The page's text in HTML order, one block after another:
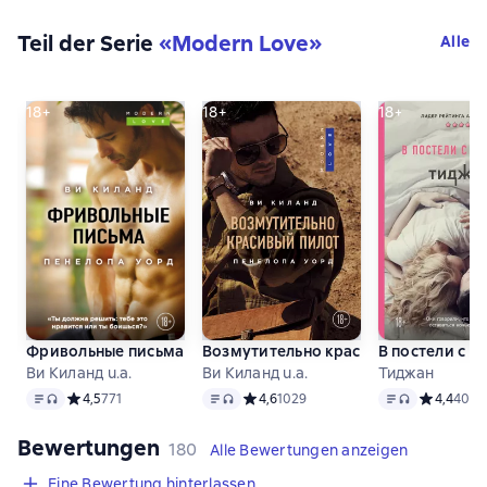
Teil der Serie «Modern Love» Alle
18+
Фривольные письма
Ви Киланд u.a.
Text, Audioformat verfügbar
Средний рейтинг 4,5 на основе 771 оценок
4,5771
18+
Возмутительно красивый пилот
Ви Киланд u.a.
Text, Audioformat verfügbar
Средний рейтинг 4,6 на основе 1029
4,61029
18+
В постели с
Тиджан
Text, Средний
4,4404
Bewertungen 180 Bewertungen
180
Alle Bewertungen anzeigen